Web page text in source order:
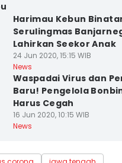
Harimau Kebun
Serulingmas
Lahirkan Seekor Anak
24 Jun 2020, 15:15 WIB
News
Waspadai Virus dan
Baru! Pengelola
Harus Cegah
16 Jun 2020, 10:15 WIB
News